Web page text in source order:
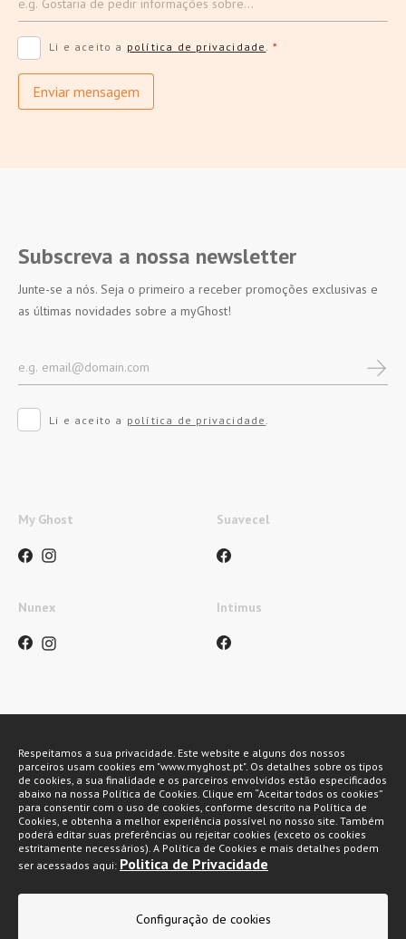
Li e aceito a política de privacidade *
Enviar mensagem
Subscreva a nossa newsletter
Junte-se a nós. Seja o primeiro a receber promoções exclusivas e
as últimas novidades sobre a myGhost!
Li e aceito a política de privacidade.
My Ghost Suavecel
Nunex Intimus
My Ghost 2026 © Todos os direitos reservados
Respeitamos a sua privacidade. Este website e alguns dos nossos
parceiros usam cookies em "www.myghost.pt". Os detalhes sobre os tipos
de cookies, a sua finalidade e os parceiros envolvidos estão especificados
abaixo na nossa Política de Cookies. Clique em “Aceitar todos os cookies”
para consentir com o uso de cookies, conforme descrito na Política de
Cookies, e obtenha a melhor experiência possível no nosso site. Também
poderá editar suas preferências ou rejeitar cookies (exceto os cookies
estritamente necessários). A Política de Cookies e mais detalhes podem
ser acessados aqui: Politica de Privacidade
Configuração de cookies